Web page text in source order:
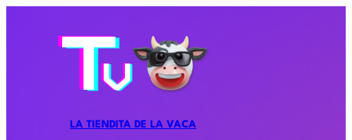
LA TIENDITA DE LA VACA